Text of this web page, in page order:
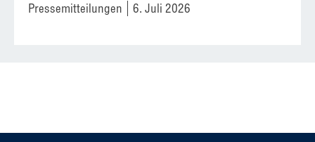
Pressemitteilungen 6. Juli 2026